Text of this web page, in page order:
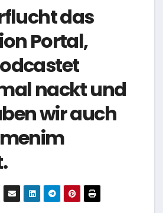
das
Portal,
nackt und
wir auch